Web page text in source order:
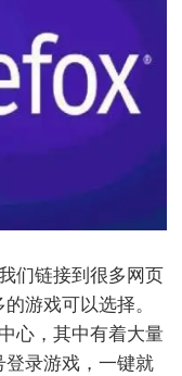
们链接到很多网页
游戏可以选择。
心，其中有着大量
录游戏，一键就